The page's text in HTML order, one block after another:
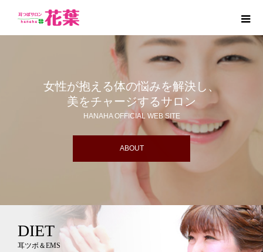
女性が抱える体の悩みを解決し、
美をチャージするサロン
HANAHA OFFICIAL WEB SITE
ABOUT
DIET
耳ツボ＆EMS